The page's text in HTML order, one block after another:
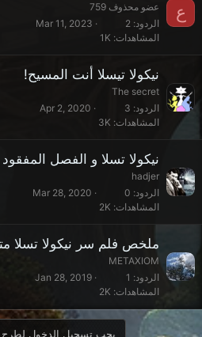
ع
عضو محذوف 759
الردود 2
المشاهدات 1K
Mar 11, 2023
نيكولا تيسلا أنت المسيح!
The secret
الردود 3
المشاهدات 3K
Apr 2, 2020
نيكولا تسلا و الفصل المفقود
hadjer
الردود 0
المشاهدات 2K
Mar 28, 2020
ملخص فلم سر نيكولا تسلا
METAXIOM
الردود 1
المشاهدات 2K
Jan 28, 2019
يجب تسجيل الدخول لطرح